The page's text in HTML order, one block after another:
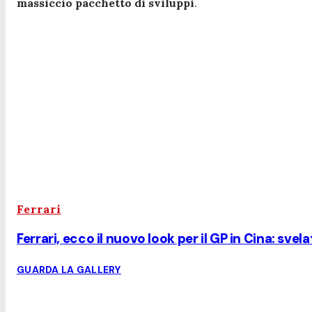
massiccio pacchetto di sviluppi.
Ferrari
Ferrari, ecco il nuovo look per il GP in Cina:
GUARDA LA GALLERY